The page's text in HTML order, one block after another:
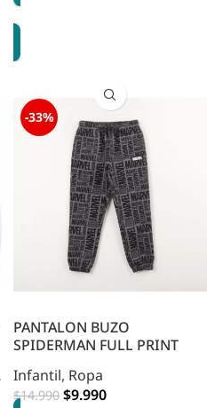
-33%
PANTALON BUZO
SPIDERMAN FULL PRINT
Infantil, Ropa
$14.990 $9.990